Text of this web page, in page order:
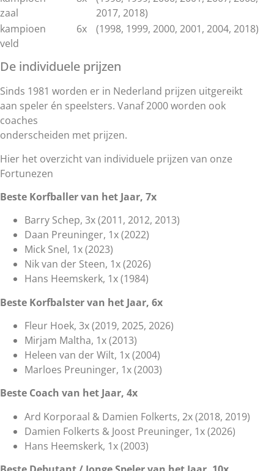
zaal
2017, 2018)
kampioen
veld
6x (1998, 1999, 2000, 2001, 2004, 2018)
De individuele prijzen
Sinds 1981 worden er in Nederland prijzen uitgereikt
aan speler én speelsters. Vanaf 2000 worden ook
coaches
onderscheiden met prijzen.
Hier het overzicht van individuele prijzen van onze
Fortunezen
Beste Korfballer van het Jaar, 7x
Barry Schep, 3x (2011, 2012, 2013)
Daan Preuninger, 1x (2022)
Mick Snel, 1x (2023)
Nik van der Steen, 1x (2026)
Hans Heemskerk, 1x (1984)
Beste Korfbalster van het Jaar, 6x
Fleur Hoek, 3x (2019, 2025, 2026)
Mirjam Maltha, 1x (2013)
Heleen van der Wilt, 1x (2004)
Marloes Preuninger, 1x (2003)
Beste Coach van het Jaar, 4x
Ard Korporaal & Damien Folkerts, 2x (2018, 2019)
Damien Folkerts & Joost Preuninger, 1x (2026)
Hans Heemskerk, 1x (2003)